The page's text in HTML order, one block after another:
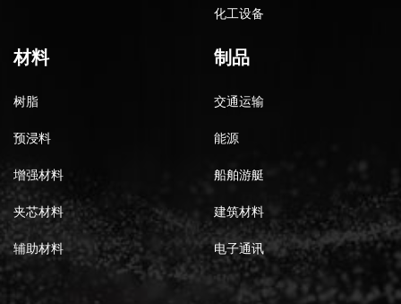
化工设备
材料
树脂
预浸料
增强材料
夹芯材料
辅助材料
制品
交通运输
能源
船舶游艇
建筑材料
电子通讯